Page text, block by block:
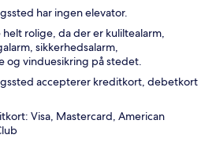
har ingen elevator.
rolige, da der er kuliltealarm,
sikkerhedsalarm,
og vinduesikring på stedet.
accepterer kreditkort, debetkort
Visa, Mastercard, American